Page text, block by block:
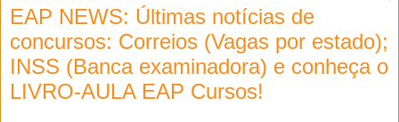
EAP NEWS: Últimas notícias de
concursos: Correios (Vagas por estado);
INSS (Banca examinadora) e conheça o
LIVRO-AULA EAP Cursos!